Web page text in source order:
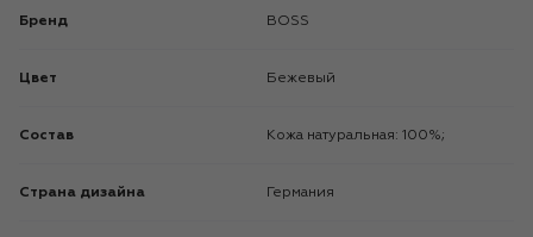
Бренд BOSS
Цвет Бежевый
Состав Кожа натуральная: 100%;
Страна дизайна Германия